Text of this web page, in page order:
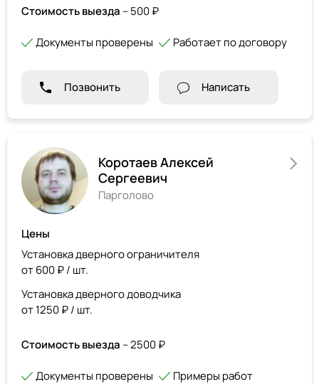
Стоимость выезда – 500 ₽
Документы проверены Работает по договору
Позвонить Написать
Коротаев Алексей
Сергеевич
Парголово
Цены
Установка дверного ограничителя
от 600 ₽ / шт.
Установка дверного доводчика
от 1250 ₽ / шт.
Стоимость выезда – 2500 ₽
Документы проверены
Примеры работ